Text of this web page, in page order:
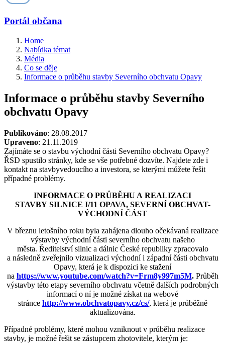
Portál občana
Home
Nabídka témat
Média
Co se děje
Informace o průběhu stavby Severního obchvatu Opavy
Informace o průběhu stavby Severního
obchvatu Opavy
Publikováno: 28.08.2017
Upraveno: 21.11.2019
Zajímáte se o stavbu východní části Severního obchvatu Opavy?
ŘSD spustilo stránky, kde se vše potřebné dozvíte. Najdete zde i
kontakt na stavbyvedoucího a investora, se kterými můžete řešit
případné problémy.
INFORMACE O PRŮBĚHU A REALIZACI
STAVBY SILNICE I/11 OPAVA, SEVERNÍ OBCHVAT-
VÝCHODNÍ ČÁST
V březnu letošního roku byla zahájena dlouho očekávaná realizace
výstavby východní části severního obchvatu našeho
města. Ředitelství silnic a dálnic České republiky zpracovalo
a následně zveřejnilo vizualizaci východní i západní části obchvatu
Opavy, která je k dispozici ke stažení
na https://www.youtube.com/watch?v=Frm8y997m5M. Průběh
výstavby této etapy severního obchvatu včetně dalších podrobných
informací o ní je možné získat na webové
stránce http://www.obchvatopavy.cz/cs/, která je průběžně
aktualizována.
Případné problémy, které mohou vzniknout v průběhu realizace
stavby, je možné řešit se zástupcem zhotovitele, kterým je: